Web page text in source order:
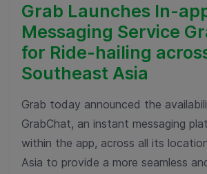
Grab Launches In-
Messaging Service
for Ride-hailing
Southeast Asia
Grab today announced the
GrabChat, an instant messaging
within the app, across all its
Asia to provide a more seamless